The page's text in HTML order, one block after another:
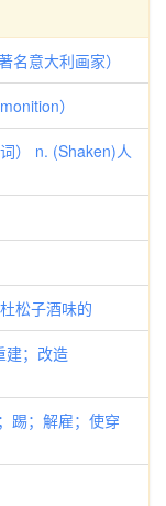
意大利画家）
）
） n. (Shaken)人
松子酒味的
；改造
；解雇；使穿